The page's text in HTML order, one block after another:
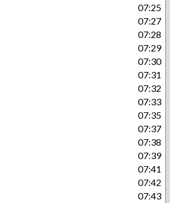
07:25
07:27
07:28
07:29
07:30
07:31
07:32
07:33
07:35
07:37
07:38
07:39
07:41
07:42
07:43